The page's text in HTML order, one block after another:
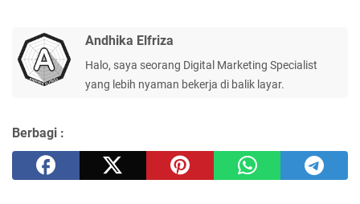
Andhika Elfriza
Halo, saya seorang Digital Marketing Specialist
yang lebih nyaman bekerja di balik layar.
Berbagi :